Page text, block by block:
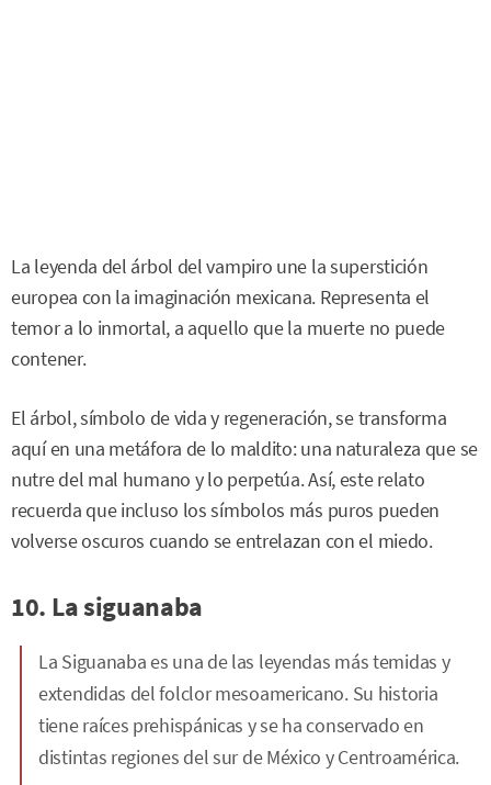
La leyenda del árbol del vampiro une la superstición
europea con la imaginación mexicana. Representa el
temor a lo inmortal, a aquello que la muerte no puede
contener.
El árbol, símbolo de vida y regeneración, se transforma
aquí en una metáfora de lo maldito: una naturaleza que se
nutre del mal humano y lo perpetúa. Así, este relato
recuerda que incluso los símbolos más puros pueden
volverse oscuros cuando se entrelazan con el miedo.
10. La siguanaba
La Siguanaba es una de las leyendas más temidas y
extendidas del folclor mesoamericano. Su historia
tiene raíces prehispánicas y se ha conservado en
distintas regiones del sur de México y Centroamérica.